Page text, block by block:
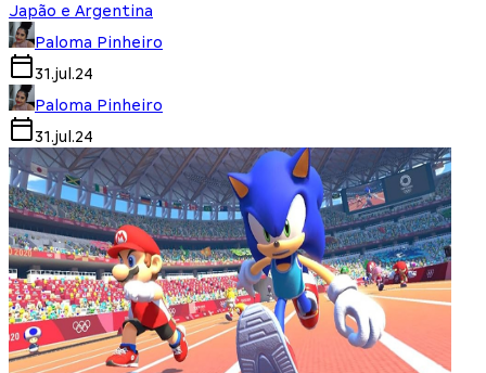
Japão e Argentina
Paloma Pinheiro
31.jul.24
Paloma Pinheiro
31.jul.24